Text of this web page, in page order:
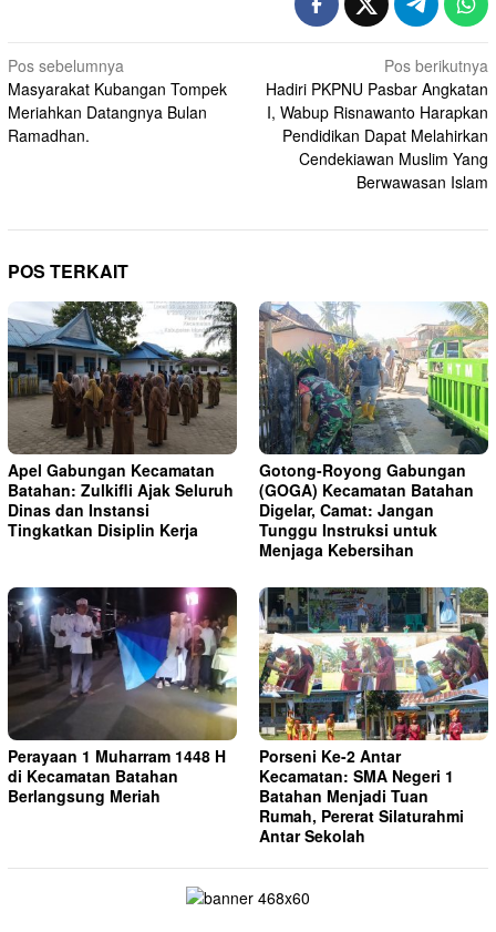
Navigasi
pos
Pos sebelumnya
Masyarakat Kubangan Tompek
Meriahkan Datangnya Bulan
Ramadhan.
Pos berikutnya
Hadiri PKPNU Pasbar Angkatan
I, Wabup Risnawanto Harapkan
Pendidikan Dapat Melahirkan
Cendekiawan Muslim Yang
Berwawasan Islam
POS TERKAIT
Apel Gabungan Kecamatan
Batahan: Zulkifli Ajak Seluruh
Dinas dan Instansi
Tingkatkan Disiplin Kerja
Gotong-Royong Gabungan
(GOGA) Kecamatan Batahan
Digelar, Camat: Jangan
Tunggu Instruksi untuk
Menjaga Kebersihan
Perayaan 1 Muharram 1448 H
di Kecamatan Batahan
Berlangsung Meriah
Porseni Ke-2 Antar
Kecamatan: SMA Negeri 1
Batahan Menjadi Tuan
Rumah, Pererat Silaturahmi
Antar Sekolah